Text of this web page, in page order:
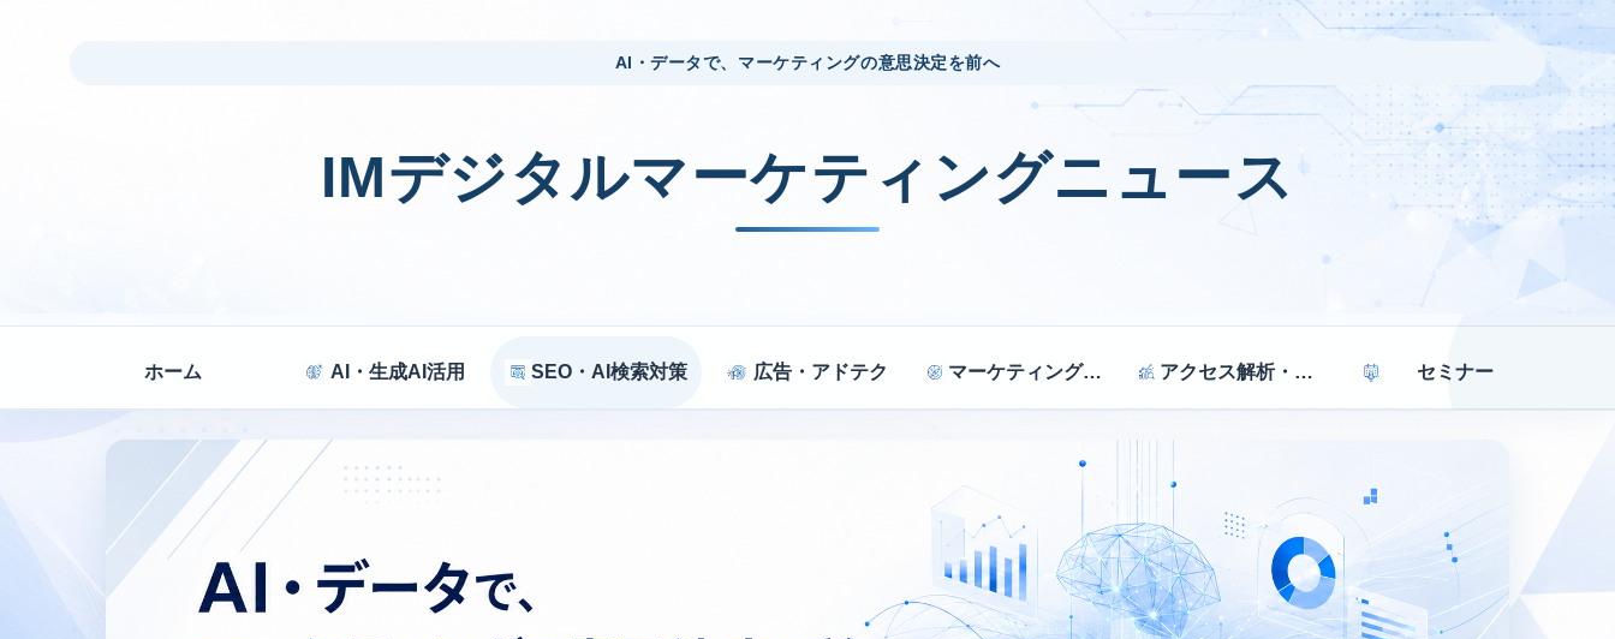
AI・データで、マーケティングの意思決定を前へ
IMデジタルマーケティングニュース
ホーム AI・生成AI活用 SEO・AI検索対策 広告・アドテク マーケティング戦略 アクセス解析・効果測定 セミナー